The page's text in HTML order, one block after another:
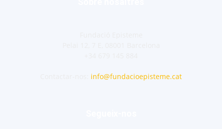
info@fundacioepisteme.cat